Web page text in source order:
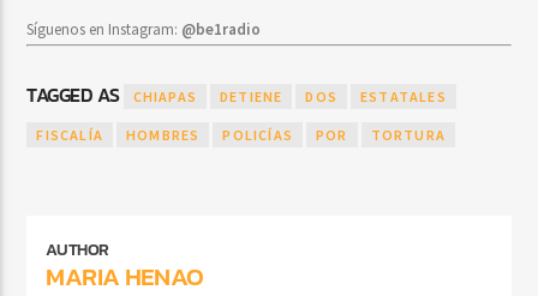
Síguenos en Instagram: @be1radio
TAGGED AS CHIAPAS DETIENE DOS ESTATALES
FISCALÍA HOMBRES POLICÍAS POR TORTURA
AUTHOR
MARIA HENAO